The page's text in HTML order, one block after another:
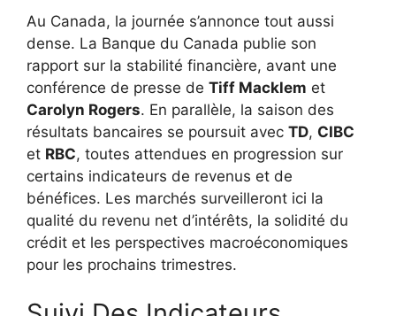
Au Canada, la journée s’annonce tout aussi
dense. La Banque du Canada publie son
rapport sur la stabilité financière, avant une
conférence de presse de Tiff Macklem et
Carolyn Rogers. En parallèle, la saison des
résultats bancaires se poursuit avec TD, CIBC
et RBC, toutes attendues en progression sur
certains indicateurs de revenus et de
bénéfices. Les marchés surveilleront ici la
qualité du revenu net d’intérêts, la solidité du
crédit et les perspectives macroéconomiques
pour les prochains trimestres.